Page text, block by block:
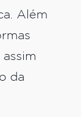
Além
assim
da